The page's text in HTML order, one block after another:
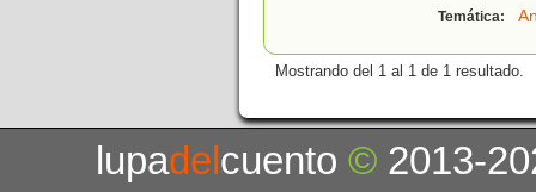
Temática:
Mostrando del 1 al 1 de 1 resultado.
lupadelcuento© 2013-